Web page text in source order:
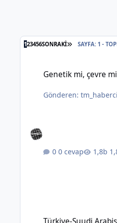
123456SONRAKI SON SAYFA
SAYFA: 1 -
Genetik mi, çevre
Gönderen:tm_haberci
0 cevap